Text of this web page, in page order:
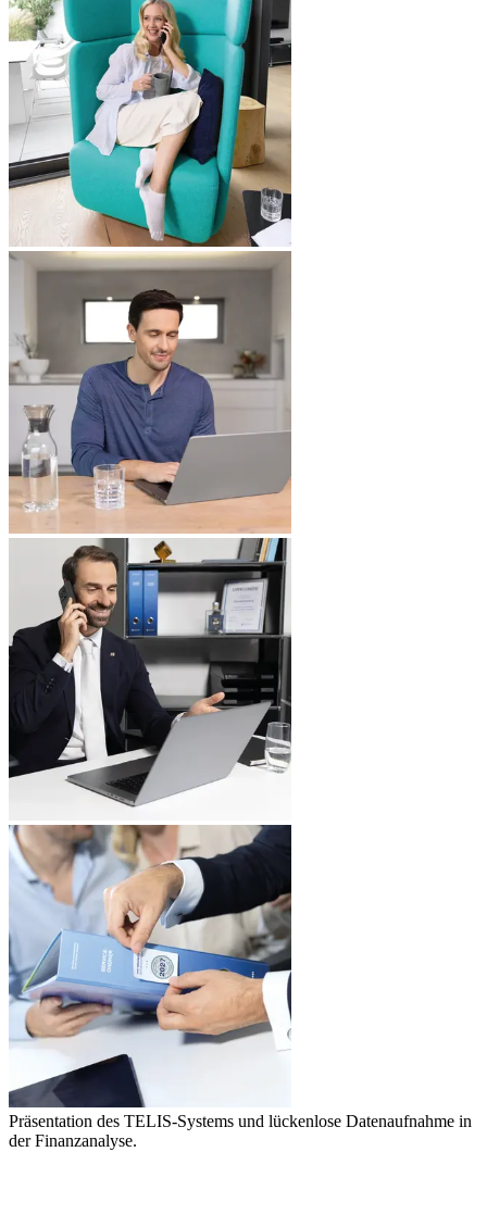
Präsentation des TELIS-Systems und lückenlose Datenaufnahme in
der Finanzanalyse.